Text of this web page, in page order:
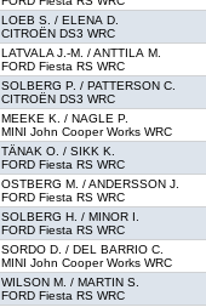
LOEB S. / ELENA D.
CITROËN DS3 WRC
LATVALA J.-M. / ANTTILA M.
FORD Fiesta RS WRC
SOLBERG P. / PATTERSON C.
CITROËN DS3 WRC
MEEKE K. / NAGLE P.
MINI John Cooper Works WRC
TÄNAK O. / SIKK K.
FORD Fiesta RS WRC
OSTBERG M. / ANDERSSON J.
FORD Fiesta RS WRC
SOLBERG H. / MINOR I.
FORD Fiesta RS WRC
SORDO D. / DEL BARRIO C.
MINI John Cooper Works WRC
WILSON M. / MARTIN S.
FORD Fiesta RS WRC